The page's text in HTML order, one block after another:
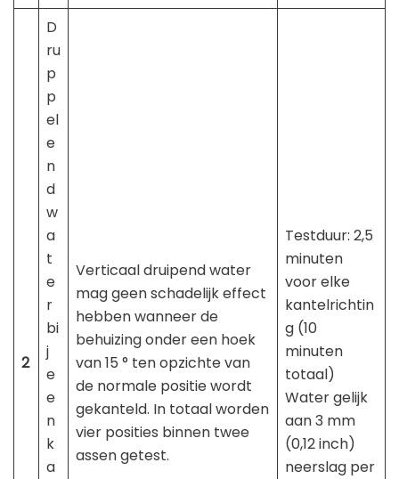
2
D
ru
p
p
el
e
n
d
w
a
t
e
r
bi
j
e
e
n
k
a
Verticaal druipend water
mag geen schadelijk effect
hebben wanneer de
behuizing onder een hoek
van 15 ° ten opzichte van
de normale positie wordt
gekanteld. In totaal worden
vier posities binnen twee
assen getest.
Testduur: 2,5
minuten
voor elke
kantelrichtin
g (10
minuten
totaal)
Water gelijk
aan 3 mm
(0,12 inch)
neerslag per